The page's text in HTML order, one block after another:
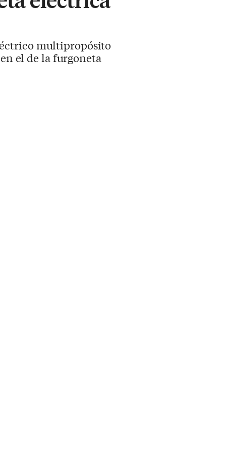
multipropósito
el de la furgoneta